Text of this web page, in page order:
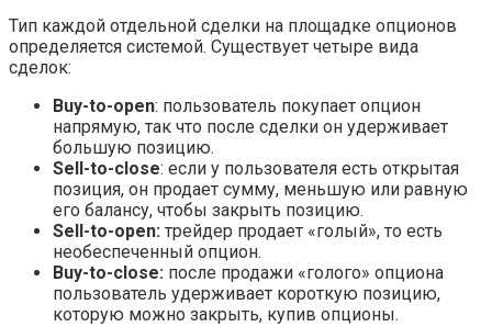
Тип каждой отдельной сделки на площадке опционов
определяется системой. Существует четыре вида
сделок:
Buy-to-open: пользователь покупает опцион
напрямую, так что после сделки он удерживает
большую позицию.
Sell-to-close: если у пользователя есть открытая
позиция, он продает сумму, меньшую или равную
его балансу, чтобы закрыть позицию.
Sell-to-open: трейдер продает «голый», то есть
необеспеченный опцион.
Buy-to-close: после продажи «голого» опциона
пользователь удерживает короткую позицию,
которую можно закрыть, купив опционы.